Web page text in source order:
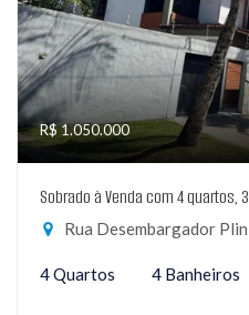
R$ 1.050.000
Sobrado à Venda com 4 quartos,
Rua Desembargador Plinio De Carvalho
4 Quartos 4 Banheiros